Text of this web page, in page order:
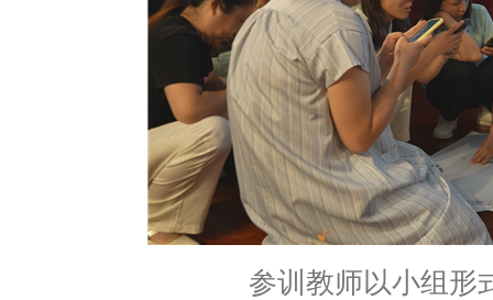
参训教师以小组形